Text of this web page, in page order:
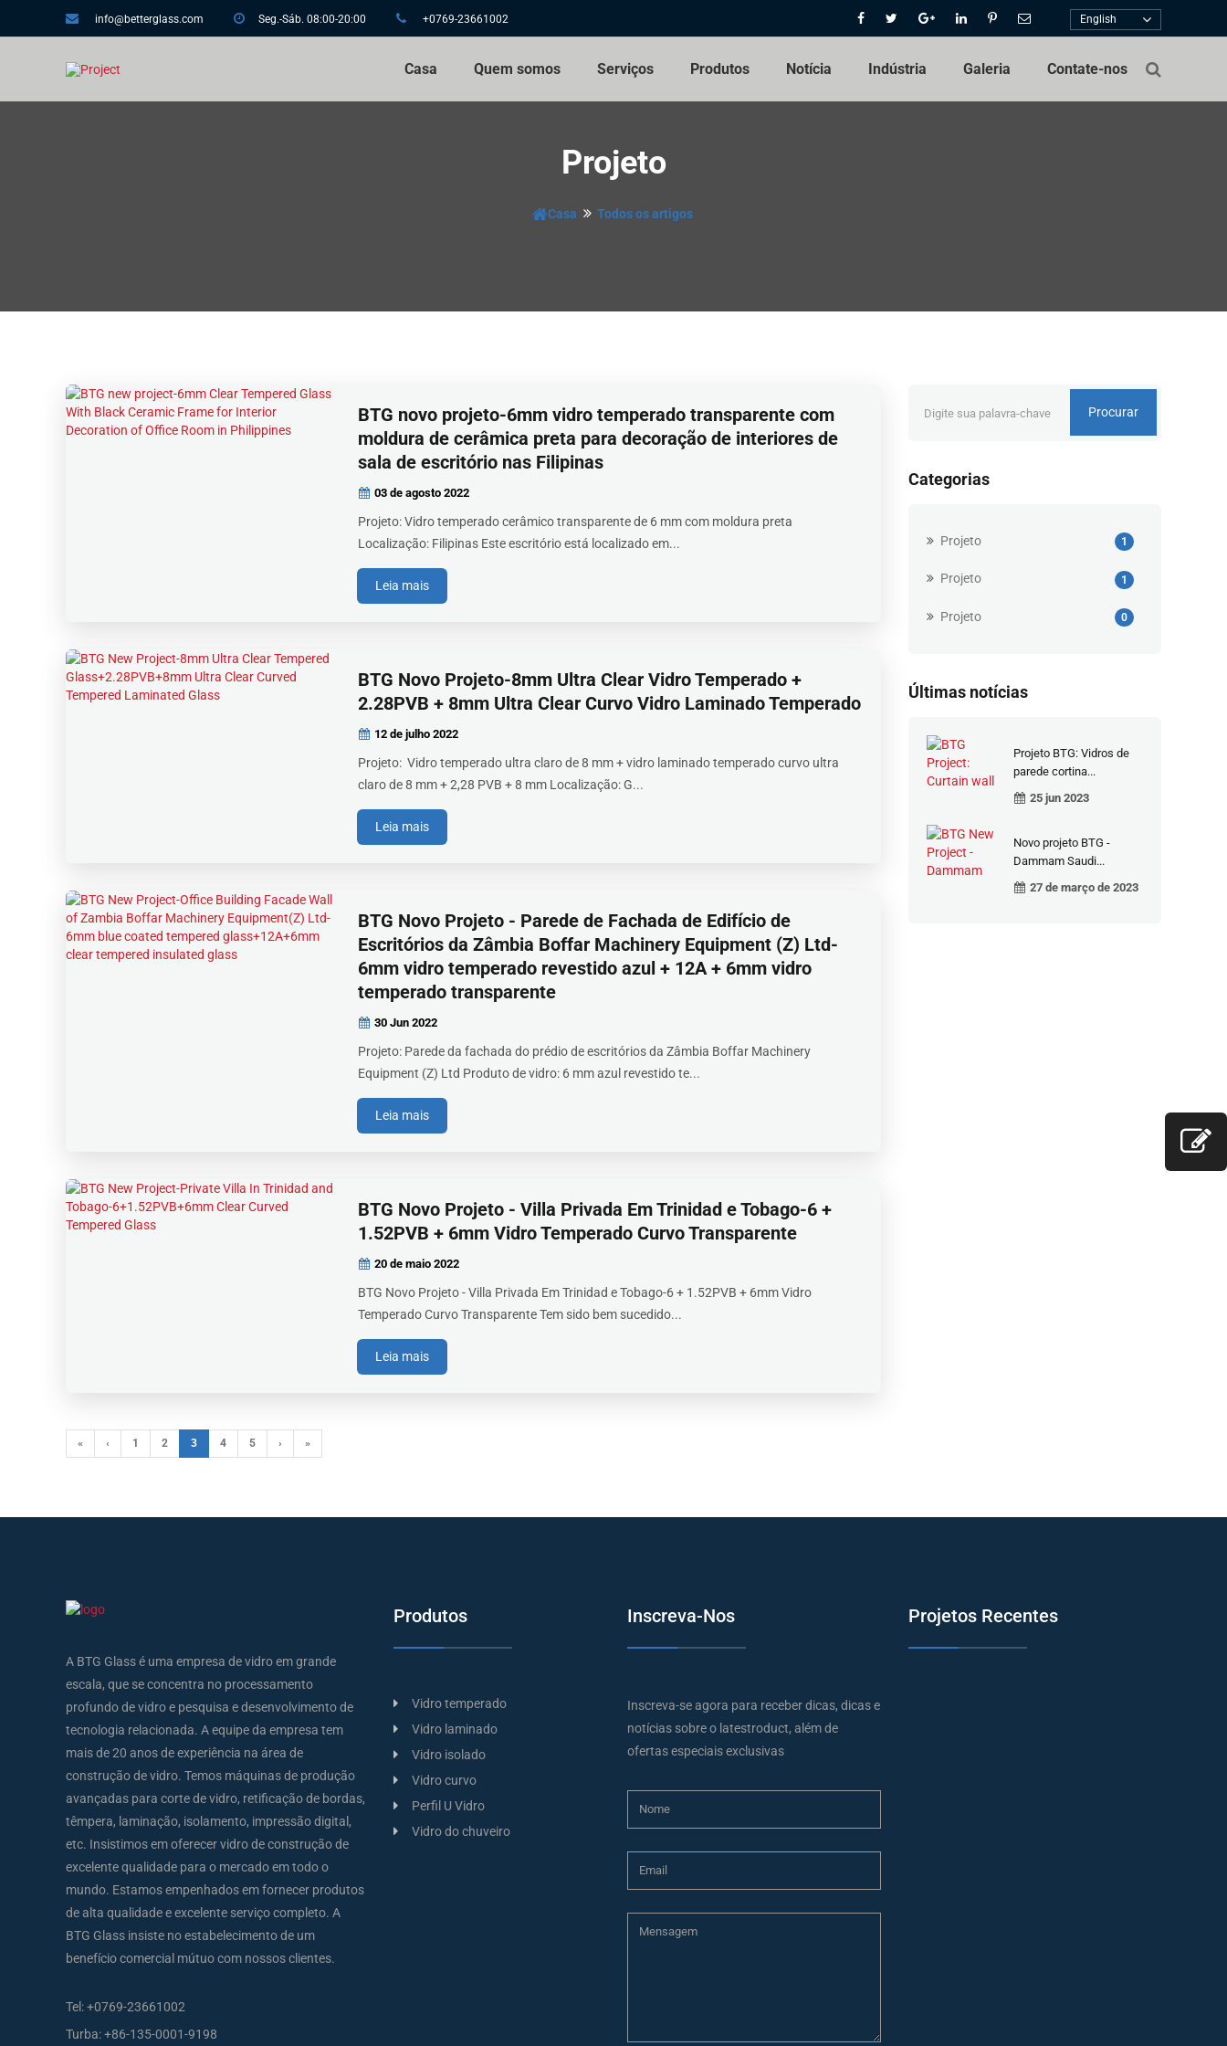
info@betterglass.com Seg.-Sáb. 08:00-20:00 +0769-23661002 English
Casa Quem somos Serviços Produtos Notícia Indústria Galeria Contate-nos
Projeto
Casa Todos os artigos
BTG novo projeto-6mm vidro temperado transparente com
moldura de cerâmica preta para decoração de interiores de
sala de escritório nas Filipinas
03 de agosto 2022
Projeto: Vidro temperado cerâmico transparente de 6 mm com moldura preta
Localização: Filipinas Este escritório está localizado em...
Leia mais
BTG Novo Projeto-8mm Ultra Clear Vidro Temperado +
2.28PVB + 8mm Ultra Clear Curvo Vidro Laminado Temperado
12 de julho 2022
Projeto: Vidro temperado ultra claro de 8 mm + vidro laminado temperado curvo ultra
claro de 8 mm + 2,28 PVB + 8 mm Localização: G...
Leia mais
BTG Novo Projeto - Parede de Fachada de Edifício de
Escritórios da Zâmbia Boffar Machinery Equipment (Z) Ltd-
6mm vidro temperado revestido azul + 12A + 6mm vidro
temperado transparente
30 Jun 2022
Projeto: Parede da fachada do prédio de escritórios da Zâmbia Boffar Machinery
Equipment (Z) Ltd Produto de vidro: 6 mm azul revestido te...
Leia mais
BTG Novo Projeto - Villa Privada Em Trinidad e Tobago-6 +
1.52PVB + 6mm Vidro Temperado Curvo Transparente
20 de maio 2022
BTG Novo Projeto - Villa Privada Em Trinidad e Tobago-6 + 1.52PVB + 6mm Vidro
Temperado Curvo Transparente Tem sido bem sucedido...
Leia mais
« ‹ 1 2 3 4 5 › »
Procurar
Categorias
Projeto 1
Projeto 1
Projeto 0
Últimas notícias
Projeto BTG: Vidros de
parede cortina...
25 jun 2023
Novo projeto BTG -
Dammam Saudi...
27 de março de 2023
A BTG Glass é uma empresa de vidro em grande
escala, que se concentra no processamento
profundo de vidro e pesquisa e desenvolvimento de
tecnologia relacionada. A equipe da empresa tem
mais de 20 anos de experiência na área de
construção de vidro. Temos máquinas de produção
avançadas para corte de vidro, retificação de bordas,
têmpera, laminação, isolamento, impressão digital,
etc. Insistimos em oferecer vidro de construção de
excelente qualidade para o mercado em todo o
mundo. Estamos empenhados em fornecer produtos
de alta qualidade e excelente serviço completo. A
BTG Glass insiste no estabelecimento de um
benefício comercial mútuo com nossos clientes.
Tel:+0769-23661002
Turba:+86-135-0001-9198
Produtos
Vidro temperado
Vidro laminado
Vidro isolado
Vidro curvo
Perfil U Vidro
Vidro do chuveiro
Inscreva-Nos
Inscreva-se agora para receber dicas, dicas e
notícias sobre o latestroduct, além de
ofertas especiais exclusivas
Projetos Recentes